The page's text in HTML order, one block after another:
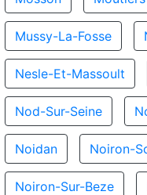
Mussy-La-Fosse
Nesle-Et-Massoult
Nod-Sur-Seine
Noidan Noiron-
Noiron-Sur-Beze